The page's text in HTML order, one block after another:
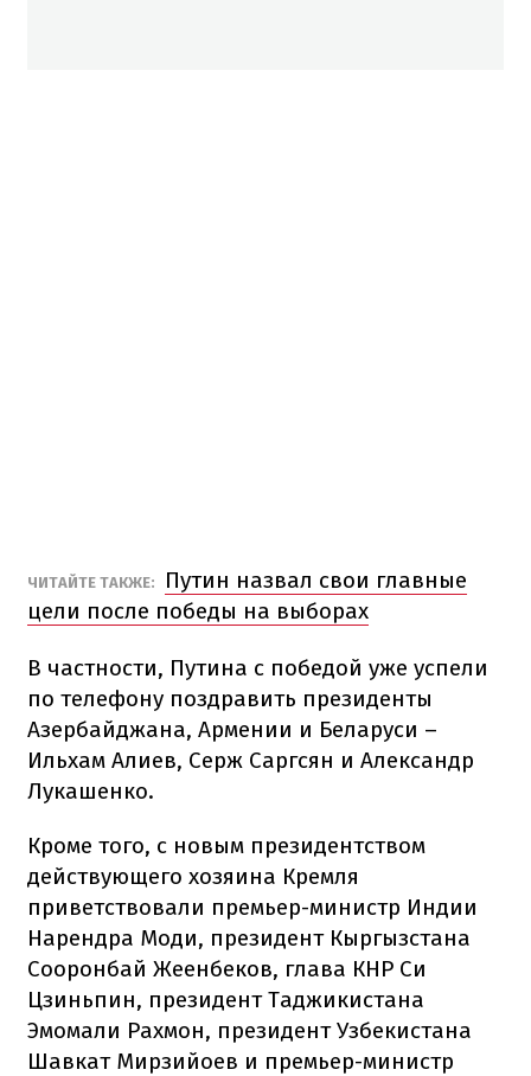
ЧИТАЙТЕ ТАКЖЕ:
Путин назвал свои главные
цели после победы на выборах
В частности, Путина с победой уже успели
по телефону поздравить президенты
Азербайджана, Армении и Беларуси –
Ильхам Алиев, Серж Саргсян и Александр
Лукашенко.
Кроме того, с новым президентством
действующего хозяина Кремля
приветствовали премьер-министр Индии
Нарендра Моди, президент Кыргызстана
Сооронбай Жеенбеков, глава КНР Си
Цзиньпин, президент Таджикистана
Эмомали Рахмон, президент Узбекистана
Шавкат Мирзийоев и премьер-министр